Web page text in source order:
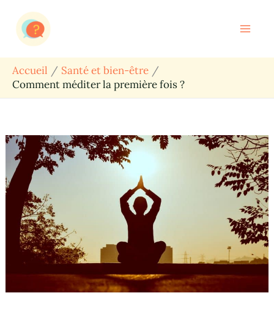
contenu
Accueil
Santé et bien-être
Comment méditer la première fois ?
Rechercher